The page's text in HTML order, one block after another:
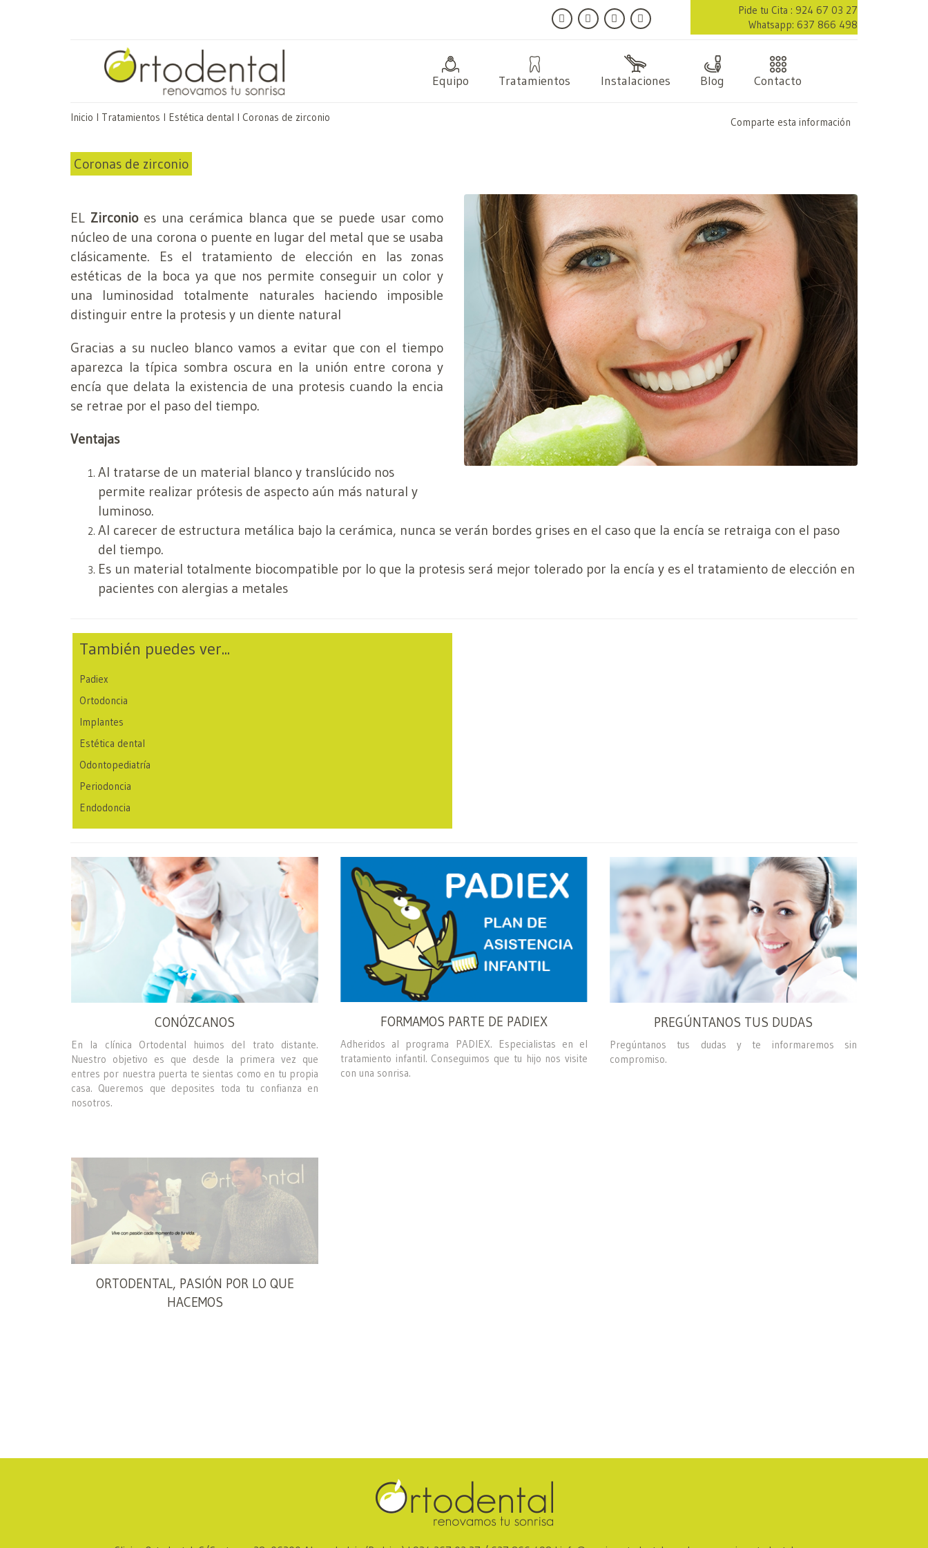
Pide tu Cita : 924 67 03 27
Whatsapp: 637 866 498
Equipo Tratamientos Instalaciones Blog Contacto
Inicio I Tratamientos I Estética dental I Coronas de zirconio Comparte esta información
Coronas de zirconio
EL Zirconioes una cerámica blanca que se puede usar como
núcleo de una corona o puente en lugar del metal que se usaba
clásicamente. Es el tratamiento de elección en las zonas
estéticas de la boca ya que nos permite conseguir un color y
una luminosidad totalmente naturales haciendo imposible
distinguir entre la protesis y un diente natural
Gracias a su nucleo blanco vamos a evitar que con el tiempo
aparezca la típica sombra oscura en la unión entre corona y
encía que delata la existencia de una protesis cuando la encia
se retrae por el paso del tiempo.
Ventajas
Al tratarse de un material blanco y translúcido nos
permite realizar prótesis de aspecto aún más natural y
luminoso.
Al carecer de estructura metálica bajo la cerámica, nunca se verán bordes grises en el caso que la encía se retraiga con el paso
del tiempo.
Es un material totalmente biocompatible por lo que la protesis será mejor tolerado por la encía y es el tratamiento de elección en
pacientes con alergias a metales
También puedes ver...
Padiex
Ortodoncia
Implantes
Estética dental
Odontopediatría
Periodoncia
Endodoncia
CONÓZCANOS
En la clínica Ortodental huimos del trato distante.
Nuestro objetivo es que desde la primera vez que
entres por nuestra puerta te sientas como en tu propia
casa. Queremos que deposites toda tu confianza en
nosotros.
FORMAMOS PARTE DE PADIEX
Adheridos al programa PADIEX. Especialistas en el
tratamiento infantil. Conseguimos que tu hijo nos visite
con una sonrisa.
PREGÚNTANOS TUS DUDAS
Pregúntanos tus dudas y te informaremos sin
compromiso.
ORTODENTAL, PASIÓN POR LO QUE
HACEMOS